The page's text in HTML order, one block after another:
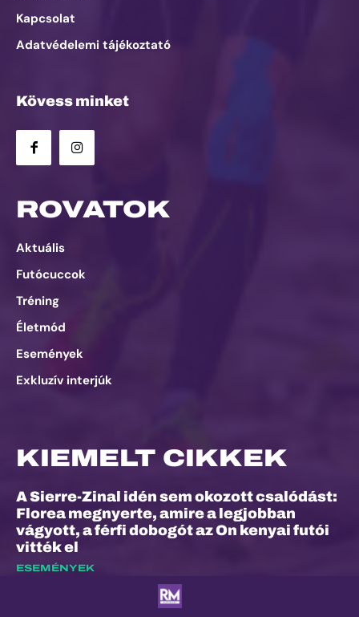
Kapcsolat
Adatvédelemi tájékoztató
Kövess minket
ROVATOK
Aktuális
Futócuccok
Tréning
Életmód
Események
Exkluzív interjúk
KIEMELT CIKKEK
A Sierre-Zinal idén sem okozott csalódást:
Florea megnyerte, amire a legjobban
vágyott, a férfi dobogót az On kenyai futói
vitték el
ESEMÉNYEK
Dalos Máté: „Nem ez volt életem
legkönnyebb versenye”